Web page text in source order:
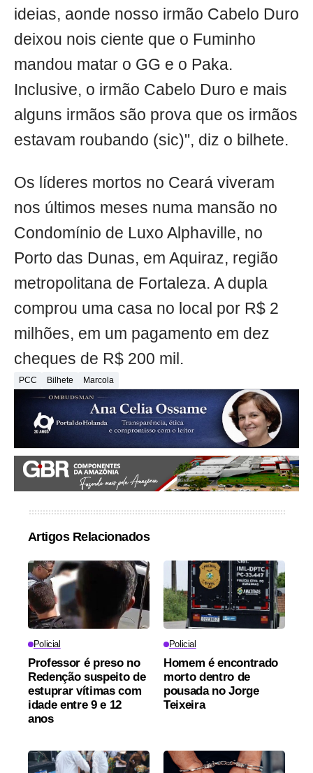
ideias, aonde nosso irmão Cabelo Duro
deixou nois ciente que o Fuminho
mandou matar o GG e o Paka.
Inclusive, o irmão Cabelo Duro e mais
alguns irmãos são prova que os irmãos
estavam roubando (sic)", diz o bilhete.
Os líderes mortos no Ceará viveram
nos últimos meses numa mansão no
Condomínio de Luxo Alphaville, no
Porto das Dunas, em Aquiraz, região
metropolitana de Fortaleza. A dupla
comprou uma casa no local por R$ 2
milhões, em um pagamento em dez
cheques de R$ 200 mil.
PCC Bilhete Marcola
Artigos Relacionados
Policial
Professor é preso no
Redenção suspeito de
estuprar vítimas com
idade entre 9 e 12
anos
Policial
Homem é encontrado
morto dentro de
pousada no Jorge
Teixeira